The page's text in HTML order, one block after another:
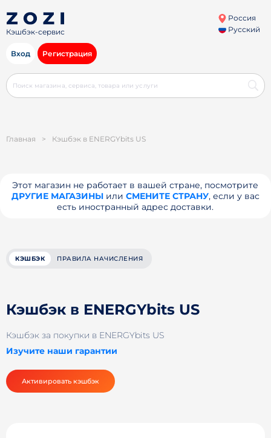
Кэшбэк-сервис
Россия
Русский
Вход Регистрация
Главная > Кэшбэк в ENERGYbits US
Этот магазин не работает в вашей стране, посмотрите
ДРУГИЕ МАГАЗИНЫили СМЕНИТЕ СТРАНУ, если у вас
есть иностранный адрес доставки.
КЭШБЭК ПРАВИЛА НАЧИСЛЕНИЯ
Кэшбэк в ENERGYbits US
Кэшбэк за покупки в ENERGYbits US
Изучите наши гарантии
Активировать кэшбэк